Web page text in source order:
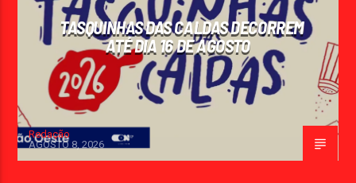
TASQUINHAS DAS CALDAS DECORREM
ATÉ DIA 16 DE AGOSTO
Redação
AGOSTO 8, 2026